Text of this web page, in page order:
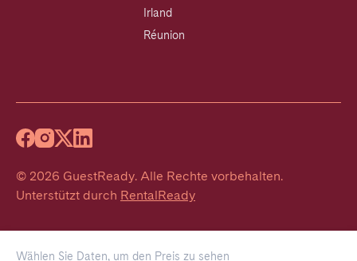
Wählen Sie Daten, um den Preis zu sehen
Irland
Réunion
© 2026 GuestReady. Alle Rechte vorbehalten.
Unterstützt durch RentalReady